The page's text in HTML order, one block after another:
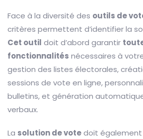
Face à la diversité des outils de
critères permettent d’identifier la
Cet outil doit d’abord garantir
fonctionnalités nécessaires à
gestion des listes électorales,
sessions de vote en ligne,
bulletins, et génération
verbaux.
La solution de votedoit également